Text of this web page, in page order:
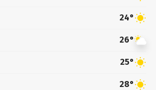
24°
26°
25°
28°